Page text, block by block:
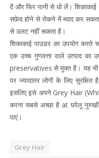
दें और फिर पानी से धो लें।
सफ़ेद होने से रोकने में मदद कर
से उलट नहीं सकता है।
शिकाकाई पाउडर का उपयोग करते
एक उच्च गुणवत्ता वाले उत्पाद का
preservatives से मुक्त है। यह भी
पर ज्यादातर लोगों के लिए
इसलिए इसे अपने Grey Hair
करना सबसे अच्छा है at घरेलू
पाएं।
Grey Hair